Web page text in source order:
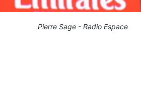
Pierre Sage - Radio Espace